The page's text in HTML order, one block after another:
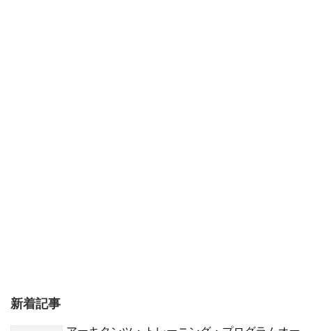
新着記事